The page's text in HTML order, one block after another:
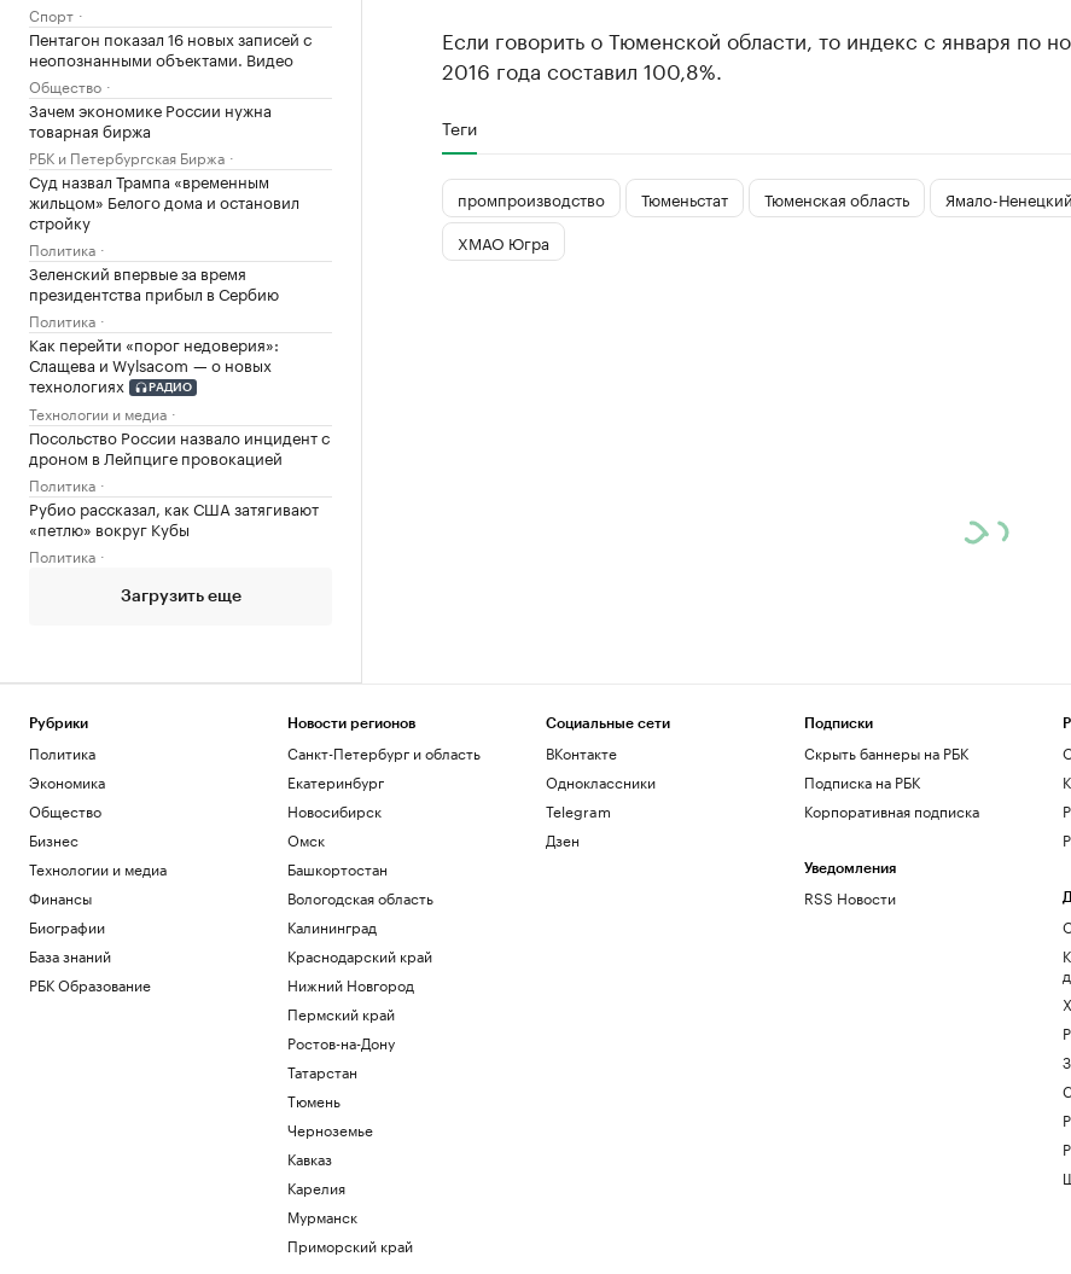
Спорт
Пентагон показал 16 новых записей с
неопознанными объектами. Видео
Общество
Зачем экономике России нужна
товарная биржа
РБК и Петербургская Биржа
Суд назвал Трампа «временным
жильцом» Белого дома и остановил
стройку
Политика
Зеленский впервые за время
президентства прибыл в Сербию
Политика
Как перейти «порог недоверия»:
Слащева и Wylsacom — о новых
технологиях
РАДИО
Технологии и медиа
Посольство России назвало инцидент с
дроном в Лейпциге провокацией
Политика
Рубио рассказал, как США затягивают
«петлю» вокруг Кубы
Политика
Загрузить еще
Если говорить о Тюменской области, то индекс с января по
2016 года составил 100,8%.
Теги
промпроизводство Тюменьстат Тюменская область
Ямало-
ХМАО Югра
Рубрики
Политика
Экономика
Общество
Бизнес
Технологии и медиа
Финансы
Биографии
База знаний
РБК Образование
Новости регионов
Санкт-Петербург и область
Екатеринбург
Новосибирск
Омск
Башкортостан
Вологодская область
Калининград
Краснодарский край
Нижний Новгород
Пермский край
Ростов-на-Дону
Татарстан
Тюмень
Черноземье
Кавказ
Карелия
Мурманск
Приморский край
Социальные сети
ВКонтакте
Одноклассники
Telegram
Дзен
Подписки
Скрыть баннеры на РБК
Подписка на РБК
Корпоративная подписка
Уведомления
RSS Новости